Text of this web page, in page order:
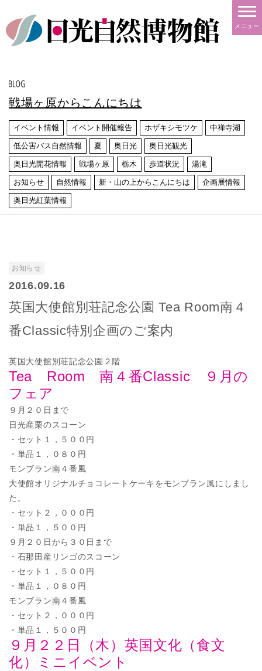
メニュー
戦場ヶ原からこんにちは
イベント情報 イベント開催報告 ホザキシモツケ 中禅寺湖
低公害バス自然情報 夏 奥日光 奥日光観光
奥日光開花情報 戦場ヶ原 栃木 歩道状況 湯滝
お知らせ 自然情報 新・山の上からこんにちは 企画展情報
奥日光紅葉情報
お知らせ
2016.09.16
英国大使館別荘記念公園 Tea Room南４
番Classic特別企画のご案内
英国大使館別荘記念公園２階
Tea Room 南４番Classic ９月の
フェア
９月２０日まで
日光産栗のスコーン
・セット１，５００円
・単品１，０８０円
モンブラン南４番風
大使館オリジナルチョコレートケーキをモンブラン風にしまし
た。
・セット２，０００円
・単品１，５００円
９月２０日から３０日まで
・石那田産リンゴのスコーン
・セット１，５００円
・単品１，０８０円
モンブラン南４番風
・セット２，０００円
・単品１，５００円
９月２２日（木）英国文化（食文
化）ミニイベント